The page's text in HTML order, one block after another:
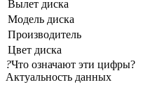
Вылет диска
Модель диска
Производитель
Цвет диска
?Что означают эти цифры?
Актуальность данных